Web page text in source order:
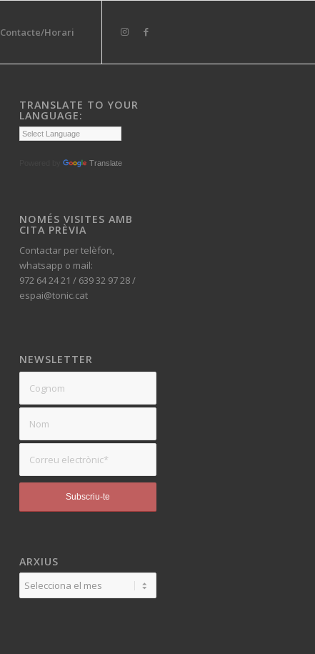
Contacte/Horari
TRANSLATE TO YOUR
LANGUAGE:
Translate
NOMÉS VISITES AMB
CITA PRÈVIA
Contactar per telèfon,
whatsapp o mail:
972 64 24 21 / 639 32 97 28 /
espai@tonic.cat
NEWSLETTER
ARXIUS